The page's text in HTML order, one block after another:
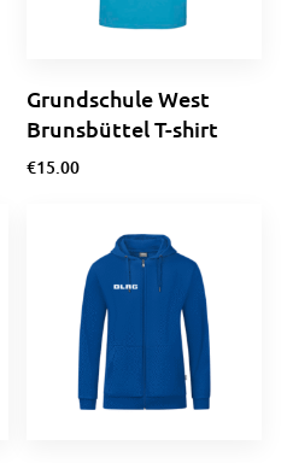
Grundschule West
Brunsbüttel T-shirt
€15.00